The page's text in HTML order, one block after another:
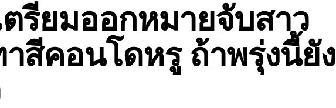
รียมออกหมายจับสาว
สีคอนโดหรู ถ้าพรุ่งนี้ยัง